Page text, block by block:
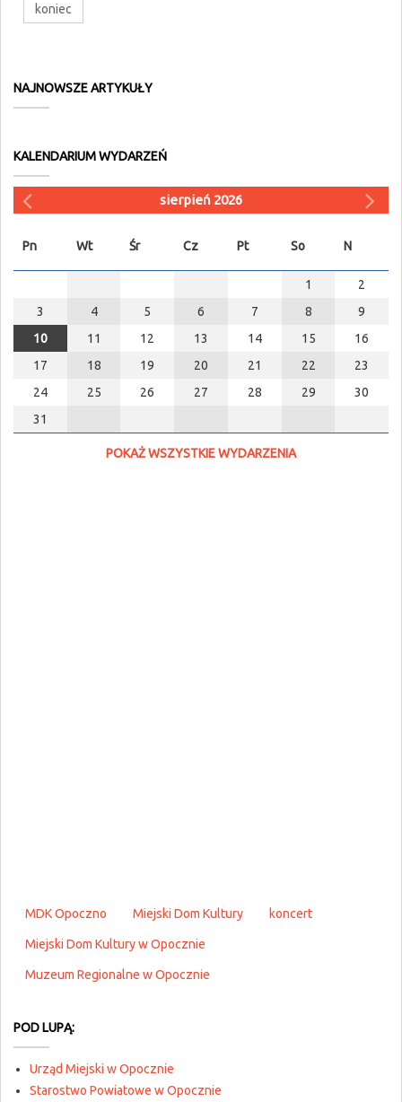
koniec
NAJNOWSZE ARTYKUŁY
KALENDARIUM WYDARZEŃ
sierpień 2026
Pn Wt Śr Cz Pt So N
1
2
3
4 5 6 7 8
9
10
11 12 13 14 15
16
17
18 19 20 21 22
23
24
25 26 27 28 29
30
31
POKAŻ WSZYSTKIE WYDARZENIA
MDK Opoczno Miejski Dom Kultury koncert
Miejski Dom Kultury w Opocznie
Muzeum Regionalne w Opocznie
POD LUPĄ:
Urząd Miejski w Opocznie
Starostwo Powiatowe w Opocznie